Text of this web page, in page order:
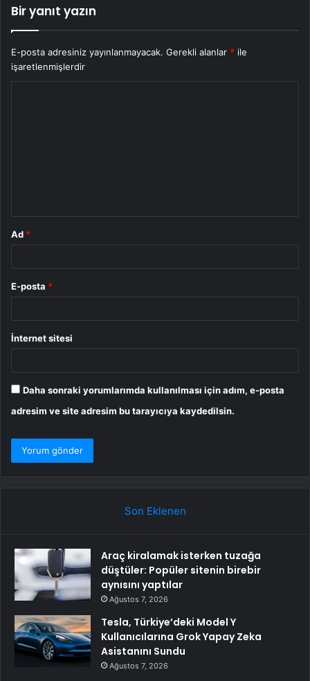
Bir yanıt yazın
E-posta adresiniz yayınlanmayacak. Gerekli alanlar * ile
işaretlenmişlerdir
Ad *
E-posta *
İnternet sitesi
Daha sonraki yorumlarımda kullanılması için adım, e-posta
adresim ve site adresim bu tarayıcıya kaydedilsin.
Son Eklenen
Araç kiralamak isterken tuzağa
düştüler: Popüler sitenin birebir
aynısını yaptılar
Ağustos 7, 2026
Tesla, Türkiye’deki Model Y
Kullanıcılarına Grok Yapay Zeka
Asistanını Sundu
Ağustos 7, 2026